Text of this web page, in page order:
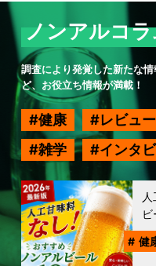
ノンアルコ
調査により発覚した新たな
ど、お役立ち情報が満載！
健康 レビュー
雑学
インタ
健